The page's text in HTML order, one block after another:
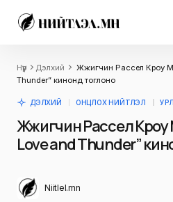
Нүүр Дэлхий
Жүжигчин Рассел Кроу
Thunder” кинонд тоглоно
ДЭЛХИЙ ОНЦЛОХ НИЙТЛЭЛ
Жүжигчин Рассел
Love and Thunder”
Niitlel.mn